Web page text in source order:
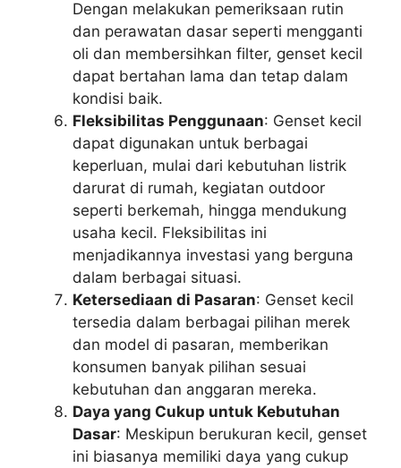
Dengan melakukan pemeriksaan rutin
dan perawatan dasar seperti mengganti
oli dan membersihkan filter, genset kecil
dapat bertahan lama dan tetap dalam
kondisi baik.
Fleksibilitas Penggunaan: Genset kecil
dapat digunakan untuk berbagai
keperluan, mulai dari kebutuhan listrik
darurat di rumah, kegiatan outdoor
seperti berkemah, hingga mendukung
usaha kecil. Fleksibilitas ini
menjadikannya investasi yang berguna
dalam berbagai situasi.
Ketersediaan di Pasaran: Genset kecil
tersedia dalam berbagai pilihan merek
dan model di pasaran, memberikan
konsumen banyak pilihan sesuai
kebutuhan dan anggaran mereka.
Daya yang Cukup untuk Kebutuhan
Dasar: Meskipun berukuran kecil, genset
ini biasanya memiliki daya yang cukup